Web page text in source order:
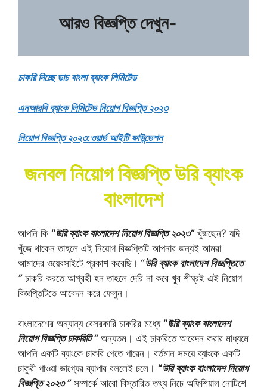
আরও বিজ্ঞপ্তি দেখুন-
চাকরি দিচ্ছে ডাচ বাংলা ব্যাংক লিমিটেড
এনআরবি ব্যাংক লিমিটেড নিয়োগ বিজ্ঞপ্তি ২০২৩
নিয়োগ বিজ্ঞপ্তি ২০২৩:ওয়ার্ল্ড আইটি ফাউন্ডেশন
জনবল নিয়োগ বিজ্ঞপ্তি উরি ব্যাংক
বাংলাদেশ
আপনি কি “উরি ব্যাংক বাংলাদেশ নিয়োগ বিজ্ঞপ্তি ২০২৩”খুঁজছেন? যদি
খুঁজে থাকেন তাহলে এই নিয়োগ বিজ্ঞপ্তিটি আপনার জন্যই আমরা
আমাদের ওয়েবসাইটে প্রকাশ করেছি। “উরি ব্যাংক বাংলাদেশ বিজ্ঞপ্তিতে
”চাকরি করতে আগ্রহী হন তাহলে দেরি না করে খুব শীঘ্রই এই নিয়োগ
বিজ্ঞপ্তিটিতে আবেদন করে ফেলুন।
বাংলাদেশের অন্যান্য বেসরকারি চাকরির মধ্যে “উরি ব্যাংক বাংলাদেশ
নিয়োগ বিজ্ঞপ্তি চাকরিটি ”অন্যতম। এই চাকরিতে আবেদন করার মাধ্যমে
আপনি একটি ব্যাংকে চাকরি পেতে পারেন। বর্তমান সময়ে ব্যাংকে একটি
চাকুরী পাওয়া ভাগ্যের ব্যাপার বললেই চলে। “উরি ব্যাংক বাংলাদেশ নিয়োগ
বিজ্ঞপ্তি ২০২৩ ”সম্পর্কে আরো বিস্তারিত তথ্য নিচে অফিশিয়াল নোটিশে